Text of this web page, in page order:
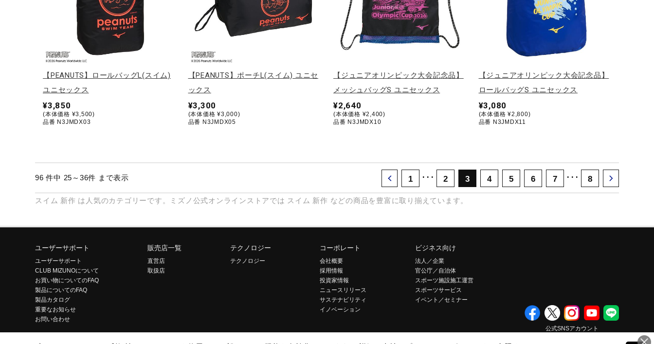
【PEANUTS】ロールバッグL(スイム)
ユニセックス
¥3,850
(本体価格 ¥3,500)
品番 N3JMDX03
【PEANUTS】ポーチL(スイム) ユニセ
ックス
¥3,300
(本体価格 ¥3,000)
品番 N3JMDX05
【ジュニアオリンピック大会記念品】
メッシュバッグS ユニセックス
¥2,640
(本体価格 ¥2,400)
品番 N3JMDX10
【ジュニアオリンピック大会記念品】
ロールバッグS ユニセックス
¥3,080
(本体価格 ¥2,800)
品番 N3JMDX11
96 件中 25～36件 まで表示 1 ･･･ 2 3 4 5 6 7 ･･･ 8
スイム 新作 は人気のカテゴリーです。ミズノ公式オンラインストアでは スイム 新作 などの商品を豊富に取り揃えています。
ユーザーサポート
ユーザーサポート
CLUB MIZUNOについて
お買い物についてのFAQ
製品についてのFAQ
製品カタログ
重要なお知らせ
お問い合わせ
販売店一覧
直営店
取扱店
テクノロジー
テクノロジー
コーポレート
会社概要
採用情報
投資家情報
ニュースリリース
サステナビリティ
イノベーション
ビジネス向け
法人／企業
官公庁／自治体
スポーツ施設施工運営
スポーツサービス
イベント／セミナー
公式SNSアカウント